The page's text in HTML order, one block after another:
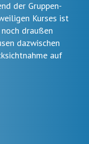
der Gruppen-
Kurses ist
draußen
dazwischen
auf